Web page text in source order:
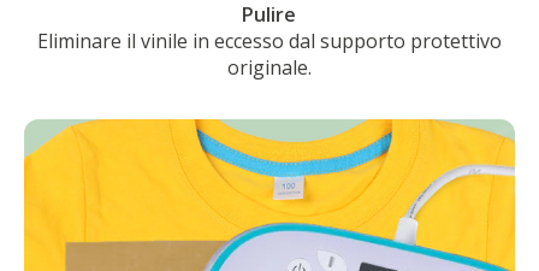
Pulire
Eliminare il vinile in eccesso dal supporto protettivo
originale.